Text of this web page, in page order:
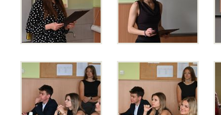
Pro
uchazeče